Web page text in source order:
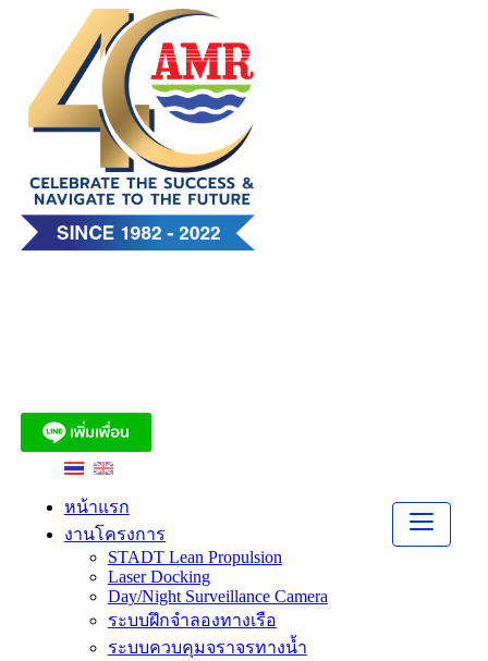
หน้าแรก
งานโครงการ
STADT Lean Propulsion
Laser Docking
Day/Night Surveillance Camera
ระบบฝึกจำลองทางเรือ
ระบบควบคุมจราจรทางน้ำ